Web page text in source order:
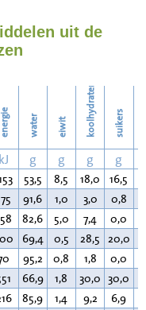
6
uit de
energie water eiwit koolhydraten suikers
kJ g g g g
53,5 8,5 18,0 16,5
91,6 1,0 3,0 0,8
82,6 5,0 7,4 0,0
69,4 0,5 28,5 20,0
95,2 0,8 1,8 0,0
66,9 1,8 30,0 30,0
85,9 1,4 9,2 6,9